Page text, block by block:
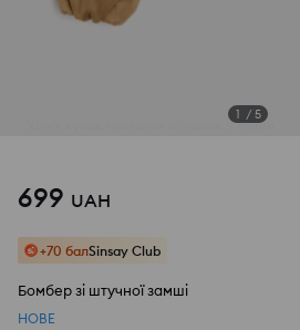
1 / 5
699 UAH
+70 балSinsay Club
Бомбер зі штучної замші
НОВЕ